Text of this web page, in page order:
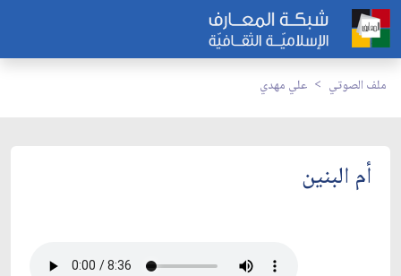
ملف الصوتي علي مهدي
أم البنين